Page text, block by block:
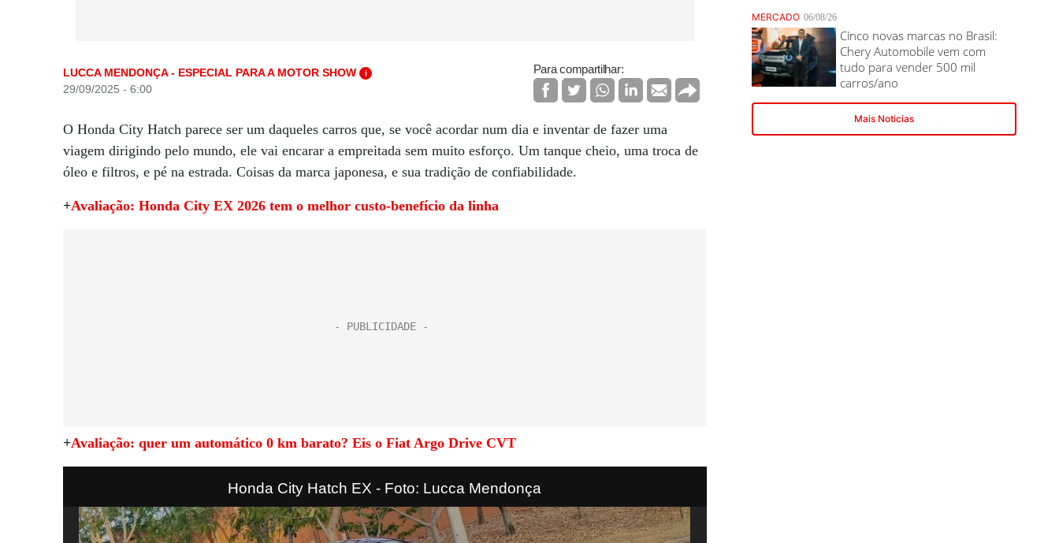
LUCCA MENDONÇA - ESPECIAL PARA A MOTOR SHOW i
29/09/2025 - 6:00
Para compartilhar:
O Honda City Hatch parece ser um daqueles carros que, se você acordar num dia e inventar de fazer uma
viagem dirigindo pelo mundo, ele vai encarar a empreitada sem muito esforço. Um tanque cheio, uma troca de
óleo e filtros, e pé na estrada. Coisas da marca japonesa, e sua tradição de confiabilidade.
+Avaliação: Honda City EX 2026 tem o melhor custo-benefício da linha
+Avaliação: quer um automático 0 km barato? Eis o Fiat Argo Drive CVT
Honda City Hatch EX - Foto: Lucca Mendonça